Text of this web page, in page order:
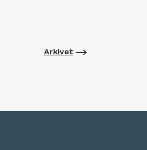
Arkivet